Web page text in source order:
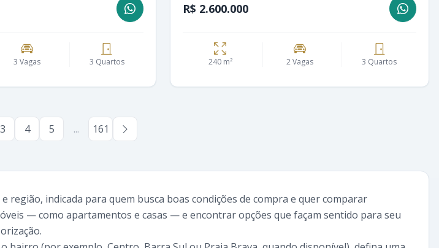
3 Vagas 3 Quartos
R$ 2.600.000
240 m² 2 Vagas 3 Quartos
3 4 5 ... 161
indicada para quem busca boas condições de compra e quer comparar
— como apartamentos e casas — e encontrar opções que façam sentido para seu